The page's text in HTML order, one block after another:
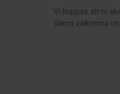
Vi hoppas att ni
Varmt välkomna